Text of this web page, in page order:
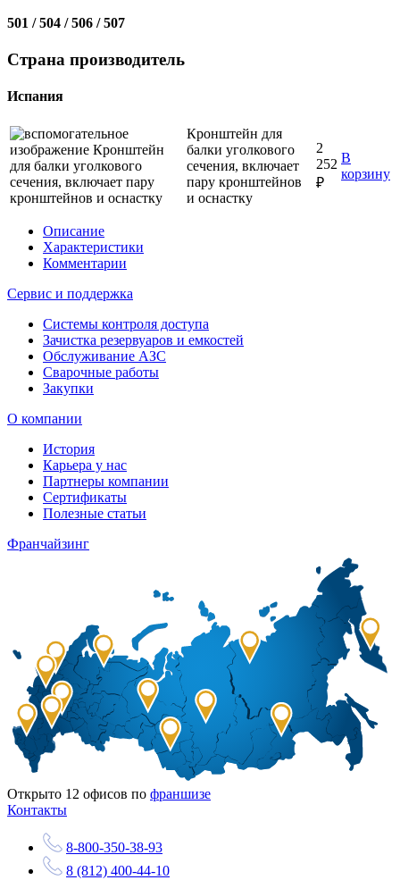
501 / 504 / 506 / 507
Страна производитель
Испания
Кронштейн для
балки уголкового
сечения, включает
пару кронштейнов
и оснастку
2
252
₽
В
корзину
Описание
Характеристики
Комментарии
Сервис и поддержка
Системы контроля доступа
Зачистка резервуаров и емкостей
Обслуживание АЗС
Сварочные работы
Закупки
О компании
История
Карьера у нас
Партнеры компании
Сертификаты
Полезные статьи
Франчайзинг
Открыто 12 офисов по франшизе
Контакты
8-800-350-38-93
8 (812) 400-44-10